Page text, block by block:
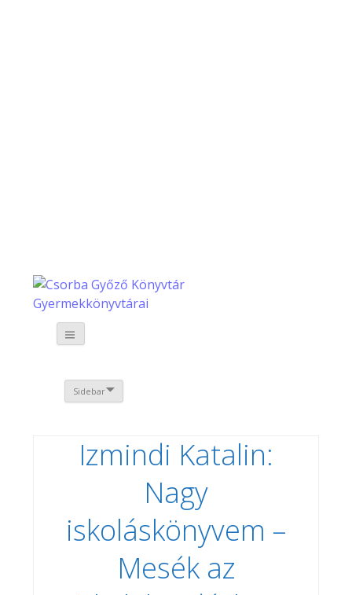
Sidebar
Izmindi Katalin:
Nagy
iskoláskönyvem –
Mesék az